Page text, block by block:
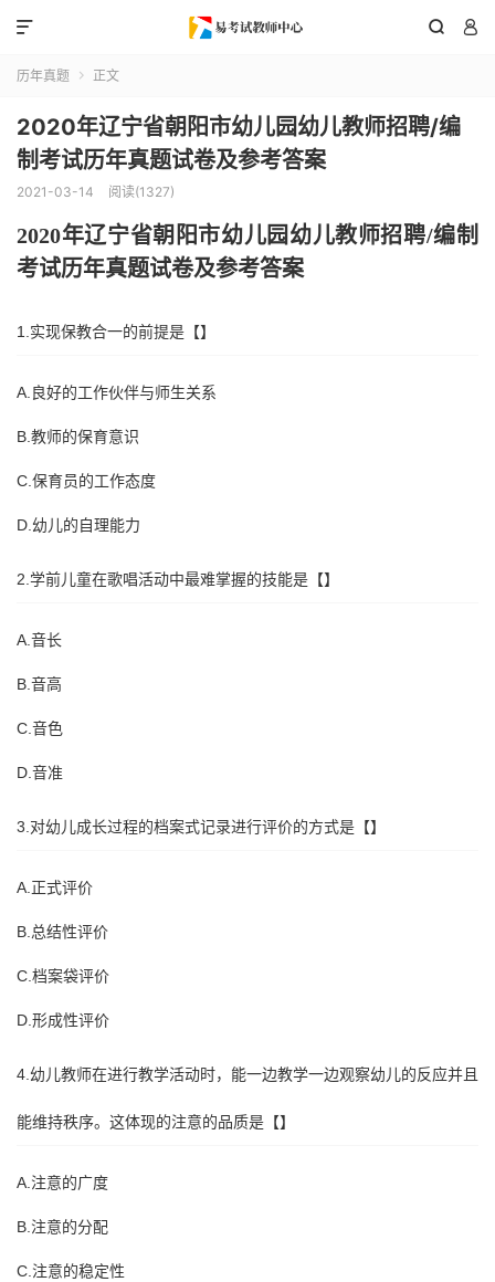
 

历年真题  正文
2020年辽宁省朝阳市幼儿园幼儿教师招聘/编
制考试历年真题试卷及参考答案
2021-03-14 阅读(1327)
2020年辽宁省朝阳市幼儿园幼儿教师招聘/编制
考试历年真题试卷及参考答案
1.实现保教合一的前提是【】
A.良好的工作伙伴与师生关系
B.教师的保育意识
C.保育员的工作态度
D.幼儿的自理能力
2.学前儿童在歌唱活动中最难掌握的技能是【】
A.音长
B.音高
C.音色
D.音准
3.对幼儿成长过程的档案式记录进行评价的方式是【】
A.正式评价
B.总结性评价
C.档案袋评价
D.形成性评价
4.幼儿教师在进行教学活动时，能一边教学一边观察幼儿的反应并且
能维持秩序。这体现的注意的品质是【】
A.注意的广度
B.注意的分配
C.注意的稳定性